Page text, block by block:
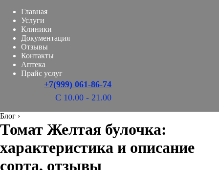
Главная
Услуги
Клиники
Документация
Отзывы
Контакты
Аптека
Прайс услуг
+7(999) 061-86-74
С 10.00 - 21.00
Блог ›
Томат Желтая булочка:
характеристика и описание
сорта, отзывы